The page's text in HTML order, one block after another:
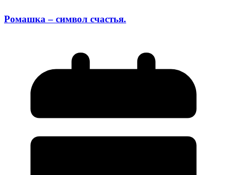
Ромашка – символ счастья.